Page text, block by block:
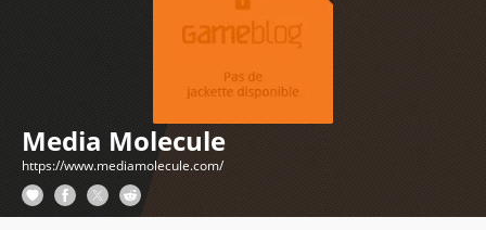
Media Molecule
https://www.mediamolecule.com/